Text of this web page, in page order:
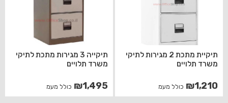
תיקיית מתכת 2 מגירות לתיקי
משרד תלויים
₪1,210 כולל מעמ
תיקייה 3 מגירות מתכת לתיקי
משרד תלויים
₪1,495 כולל מעמ